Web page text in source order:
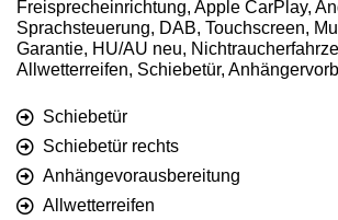
Freisprecheinrichtung, Apple CarPlay,
Sprachsteuerung, DAB, Touchscreen,
Garantie, HU/AU neu,
Allwetterreifen, Schiebetür,
Schiebetür
Schiebetür rechts
Anhängevorausbereitung
Allwetterreifen